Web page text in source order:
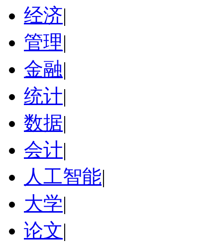
经济|
管理|
金融|
统计|
数据|
会计|
人工智能|
大学|
论文|